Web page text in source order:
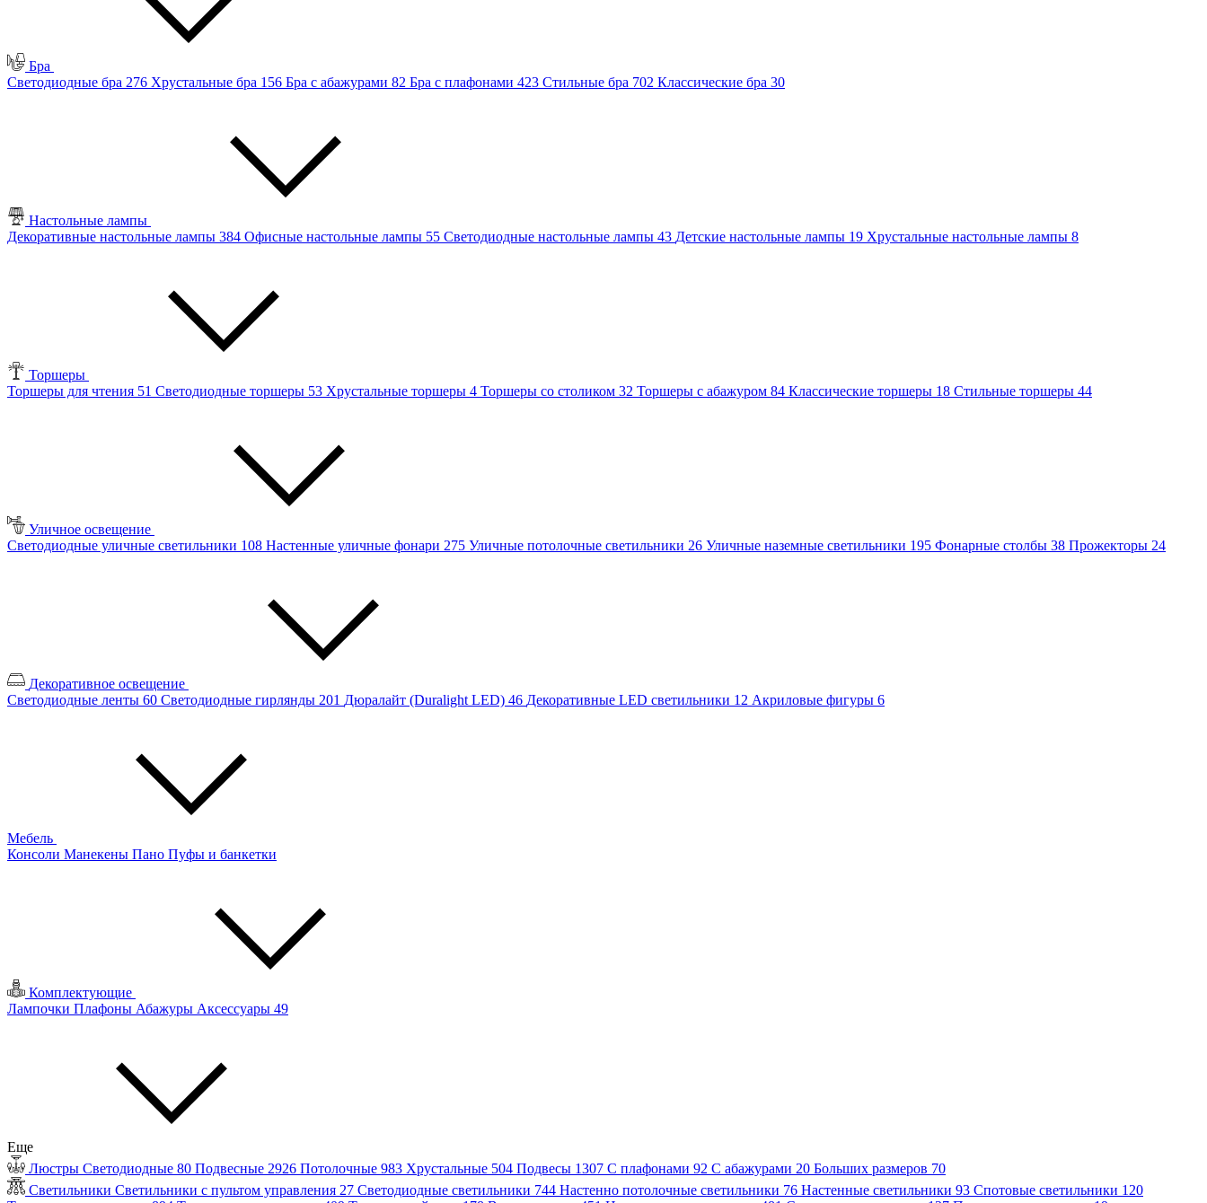
Бра
Светодиодные бра 276 Хрустальные бра 156 Бра с абажурами 82 Бра с плафонами 423 Стильные бра 702 Классические бра 30
Настольные лампы
Декоративные настольные лампы 384 Офисные настольные лампы 55 Светодиодные настольные лампы 43 Детские настольные лампы 19 Хрустальные настольные лампы 8
Торшеры
Торшеры для чтения 51 Светодиодные торшеры 53 Хрустальные торшеры 4 Торшеры со столиком 32 Торшеры с абажуром 84 Классические торшеры 18 Стильные торшеры 44
Уличное освещение
Светодиодные уличные светильники 108 Настенные уличные фонари 275 Уличные потолочные светильники 26 Уличные наземные светильники 195 Фонарные столбы 38 Прожекторы 24
Декоративное освещение
Светодиодные ленты 60 Светодиодные гирлянды 201 Дюралайт (Duralight LED) 46 Декоративные LED светильники 12 Акриловые фигуры 6
Мебель
Консоли Манекены Пано Пуфы и банкетки
Комплектующие
Лампочки Плафоны Абажуры Аксессуары 49
Еще
Люстры Светодиодные 80 Подвесные 2926 Потолочные 983 Хрустальные 504 Подвесы 1307 С плафонами 92 С абажурами 20 Больших размеров 70
Светильники Светильники с пультом управления 27 Светодиодные светильники 744 Настенно потолочные светильники 76 Настенные светильники 93 Спотовые светильники 120